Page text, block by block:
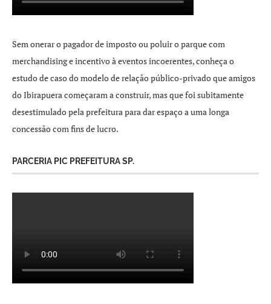
Sem onerar o pagador de imposto ou poluir o parque com
merchandising e incentivo à eventos incoerentes, conheça o
estudo de caso do modelo de relação público-privado que amigos
do Ibirapuera começaram a construir, mas que foi subitamente
desestimulado pela prefeitura para dar espaço a uma longa
concessão com fins de lucro.
PARCERIA PIC PREFEITURA SP.